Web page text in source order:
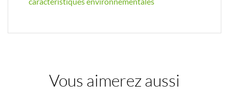
Vous aimerez aussi